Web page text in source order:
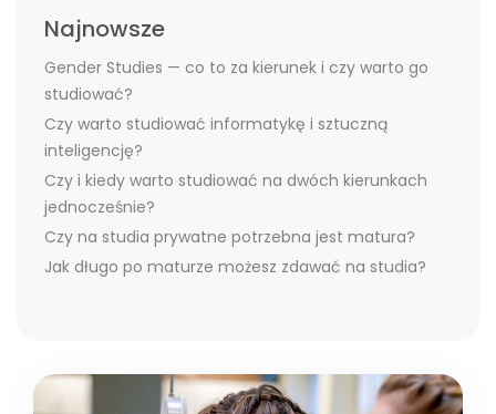
Najnowsze
Gender Studies — co to za kierunek i czy warto go
studiować?
Czy warto studiować informatykę i sztuczną
inteligencję?
Czy i kiedy warto studiować na dwóch kierunkach
jednocześnie?
Czy na studia prywatne potrzebna jest matura?
Jak długo po maturze możesz zdawać na studia?